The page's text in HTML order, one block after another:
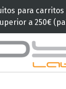
para
a 250€